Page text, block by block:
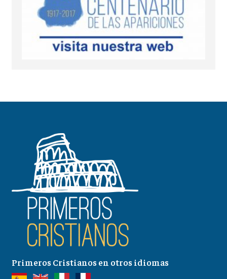
Primeros Cristianos en otros idiomas